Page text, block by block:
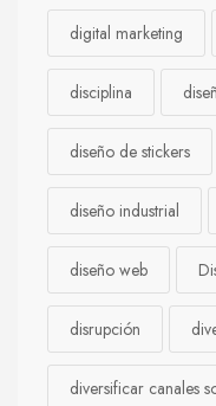
digital marketing
disciplina
diseño de stickers
diseño industrial
diseño web
disrupción
diversificar canales